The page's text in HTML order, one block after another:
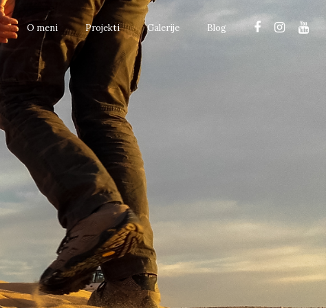
O meni Projekti Galerije Blog